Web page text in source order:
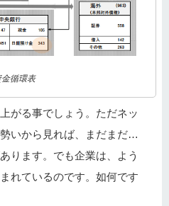
金循環表
がる事でしょう。ただネッ
いから見れば、まだまだ…
ります。でも企業は、よう
れているのです。如何です